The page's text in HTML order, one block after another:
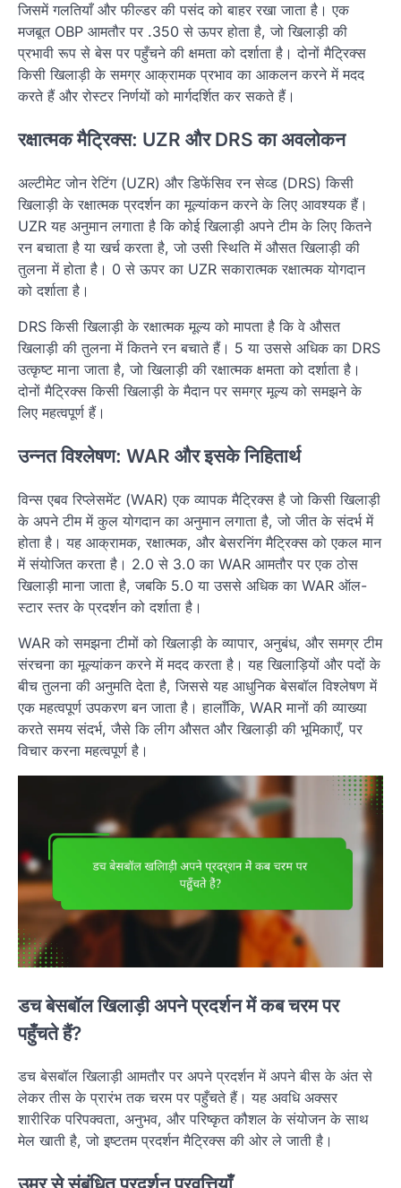
जिसमें गलतियाँ और फील्डर की पसंद को बाहर रखा जाता है। एक
मजबूत OBP आमतौर पर .350 से ऊपर होता है, जो खिलाड़ी की
प्रभावी रूप से बेस पर पहुँचने की क्षमता को दर्शाता है। दोनों मैट्रिक्स
किसी खिलाड़ी के समग्र आक्रामक प्रभाव का आकलन करने में मदद
करते हैं और रोस्टर निर्णयों को मार्गदर्शित कर सकते हैं।
रक्षात्मक मैट्रिक्स: UZR और DRS का अवलोकन
अल्टीमेट जोन रेटिंग (UZR) और डिफेंसिव रन सेव्ड (DRS) किसी
खिलाड़ी के रक्षात्मक प्रदर्शन का मूल्यांकन करने के लिए आवश्यक हैं।
UZR यह अनुमान लगाता है कि कोई खिलाड़ी अपने टीम के लिए कितने
रन बचाता है या खर्च करता है, जो उसी स्थिति में औसत खिलाड़ी की
तुलना में होता है। 0 से ऊपर का UZR सकारात्मक रक्षात्मक योगदान
को दर्शाता है।
DRS किसी खिलाड़ी के रक्षात्मक मूल्य को मापता है कि वे औसत
खिलाड़ी की तुलना में कितने रन बचाते हैं। 5 या उससे अधिक का DRS
उत्कृष्ट माना जाता है, जो खिलाड़ी की रक्षात्मक क्षमता को दर्शाता है।
दोनों मैट्रिक्स किसी खिलाड़ी के मैदान पर समग्र मूल्य को समझने के
लिए महत्वपूर्ण हैं।
उन्नत विश्लेषण: WAR और इसके निहितार्थ
विन्स एबव रिप्लेसमेंट (WAR) एक व्यापक मैट्रिक्स है जो किसी खिलाड़ी
के अपने टीम में कुल योगदान का अनुमान लगाता है, जो जीत के संदर्भ में
होता है। यह आक्रामक, रक्षात्मक, और बेसरनिंग मैट्रिक्स को एकल मान
में संयोजित करता है। 2.0 से 3.0 का WAR आमतौर पर एक ठोस
खिलाड़ी माना जाता है, जबकि 5.0 या उससे अधिक का WAR ऑल-
स्टार स्तर के प्रदर्शन को दर्शाता है।
WAR को समझना टीमों को खिलाड़ी के व्यापार, अनुबंध, और समग्र टीम
संरचना का मूल्यांकन करने में मदद करता है। यह खिलाड़ियों और पदों के
बीच तुलना की अनुमति देता है, जिससे यह आधुनिक बेसबॉल विश्लेषण में
एक महत्वपूर्ण उपकरण बन जाता है। हालाँकि, WAR मानों की व्याख्या
करते समय संदर्भ, जैसे कि लीग औसत और खिलाड़ी की भूमिकाएँ, पर
विचार करना महत्वपूर्ण है।
डच बेसबॉल खिलाड़ी अपने प्रदर्शन में कब चरम पर
पहुँचते हैं?
डच बेसबॉल खिलाड़ी आमतौर पर अपने प्रदर्शन में अपने बीस के अंत से
लेकर तीस के प्रारंभ तक चरम पर पहुँचते हैं। यह अवधि अक्सर
शारीरिक परिपक्वता, अनुभव, और परिष्कृत कौशल के संयोजन के साथ
मेल खाती है, जो इष्टतम प्रदर्शन मैट्रिक्स की ओर ले जाती है।